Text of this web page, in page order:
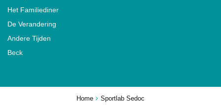
Home Sportlab Sedoc
Het Familiediner
De Verandering
Andere Tijden
Beck